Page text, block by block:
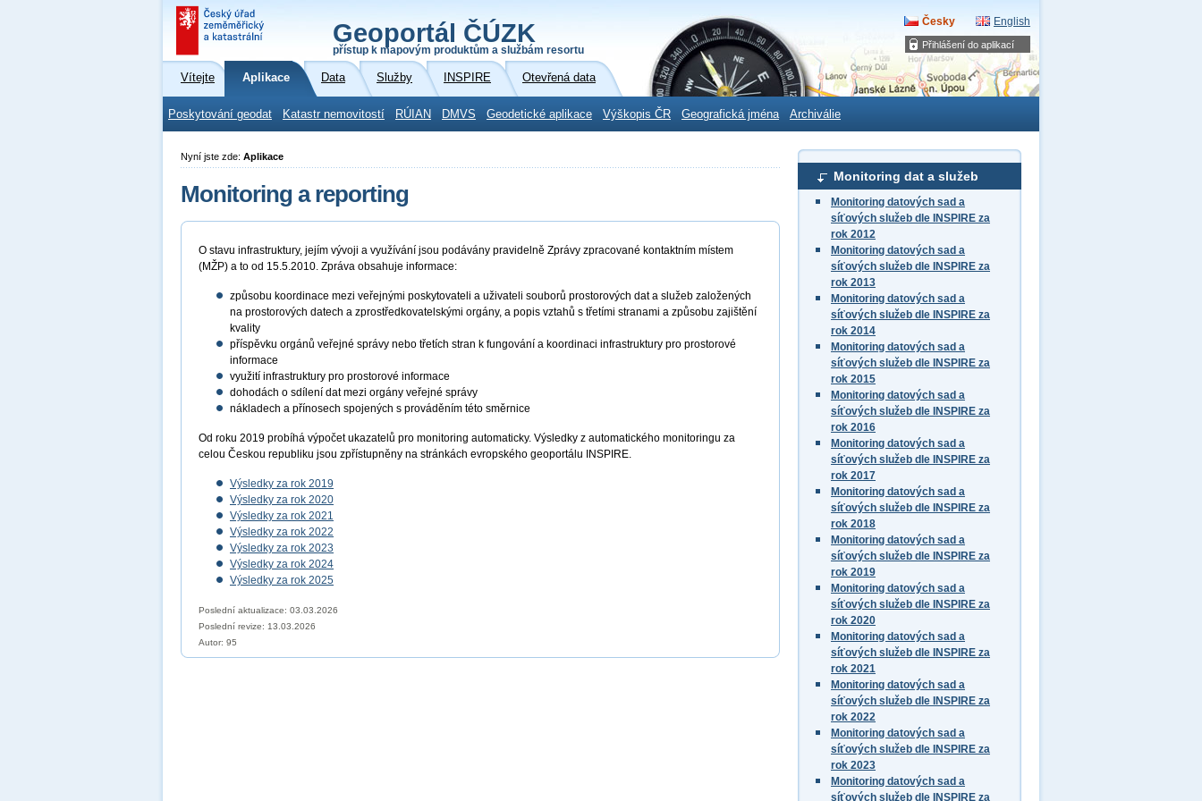
Přihlášení do aplikací
Geoportál ČÚZK
přístup k mapovým produktům a službám resortu
Česky English
Vítejte Aplikace Data Služby INSPIRE Otevřená data
Poskytování geodat Katastr nemovitostí RÚIAN DMVS Geodetické aplikace Výškopis ČR Geografická jména Archiválie
Monitoring dat a služeb
Monitoring datových sad a
síťových služeb dle INSPIRE za
rok 2012
Monitoring datových sad a
síťových služeb dle INSPIRE za
rok 2013
Monitoring datových sad a
síťových služeb dle INSPIRE za
rok 2014
Monitoring datových sad a
síťových služeb dle INSPIRE za
rok 2015
Monitoring datových sad a
síťových služeb dle INSPIRE za
rok 2016
Monitoring datových sad a
síťových služeb dle INSPIRE za
rok 2017
Monitoring datových sad a
síťových služeb dle INSPIRE za
rok 2018
Monitoring datových sad a
síťových služeb dle INSPIRE za
rok 2019
Monitoring datových sad a
síťových služeb dle INSPIRE za
rok 2020
Monitoring datových sad a
síťových služeb dle INSPIRE za
rok 2021
Monitoring datových sad a
síťových služeb dle INSPIRE za
rok 2022
Monitoring datových sad a
síťových služeb dle INSPIRE za
rok 2023
Monitoring datových sad a
síťových služeb dle INSPIRE za
Nyní jste zde: Aplikace
Monitoring a reporting
O stavu infrastruktury, jejím vývoji a využívání jsou podávány pravidelně Zprávy zpracované kontaktním místem
(MŽP) a to od 15.5.2010. Zpráva obsahuje informace:
způsobu koordinace mezi veřejnými poskytovateli a uživateli souborů prostorových dat a služeb založených
na prostorových datech a zprostředkovatelskými orgány, a popis vztahů s třetími stranami a způsobu zajištění
kvality
příspěvku orgánů veřejné správy nebo třetích stran k fungování a koordinaci infrastruktury pro prostorové
informace
využití infrastruktury pro prostorové informace
dohodách o sdílení dat mezi orgány veřejné správy
nákladech a přínosech spojených s prováděním této směrnice
Od roku 2019 probíhá výpočet ukazatelů pro monitoring automaticky. Výsledky z automatického monitoringu za
celou Českou republiku jsou zpřístupněny na stránkách evropského geoportálu INSPIRE.
Výsledky za rok 2019
Výsledky za rok 2020
Výsledky za rok 2021
Výsledky za rok 2022
Výsledky za rok 2023
Výsledky za rok 2024
Výsledky za rok 2025
Poslední aktualizace: 03.03.2026
Poslední revize: 13.03.2026
Autor: 95